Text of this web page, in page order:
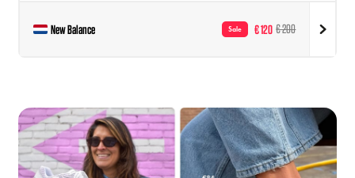
New Balance Sale € 120 € 200